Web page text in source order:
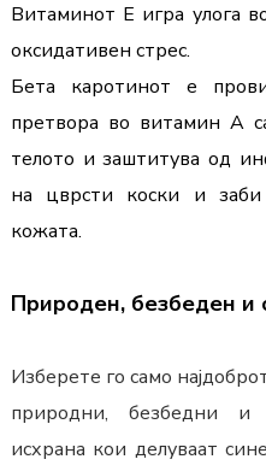
Витаминот Е игра улога
оксидативен стрес.
Бета каротинот е
претвора во витамин А
телото и заштитува од
на цврсти коски и
кожата.
Природен, безбеден и
Изберете го само
природни, безбедни
исхрана кои делуваат